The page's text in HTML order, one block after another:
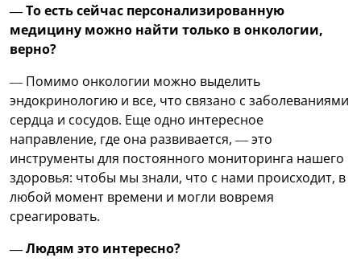
— То есть сейчас персонализированную
медицину можно найти только в онкологии,
верно?
— Помимо онкологии можно выделить
эндокринологию и все, что связано с заболеваниями
сердца и сосудов. Еще одно интересное
направление, где она развивается, — это
инструменты для постоянного мониторинга нашего
здоровья: чтобы мы знали, что с нами происходит, в
любой момент времени и могли вовремя
среагировать.
— Людям это интересно?